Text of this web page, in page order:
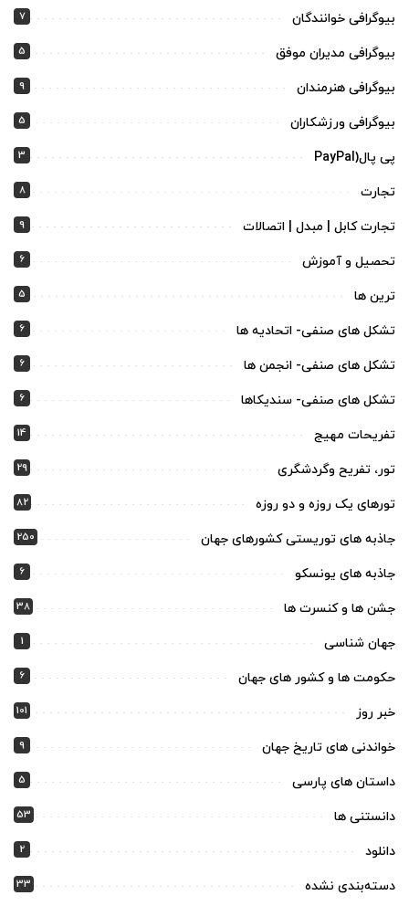
بیوگرافی خوانندگان 7
بیوگرافی مدیران موفق 5
بیوگرافی هنرمندان 9
بیوگرافی ورزشکاران 5
پی پال(PayPal 3
تجارت 8
تجارت کابل | مبدل | اتصالات 9
تحصیل و آموزش 6
ترین ها 5
تشکل های صنفی- اتحادیه ها 6
تشکل های صنفی- انجمن ها 6
تشکل های صنفی- سندیکاها 6
تفریحات مهیج 14
تور، تفریح وگردشگری 29
تورهای یک روزه و دو روزه 82
جاذبه های توریستی کشورهای جهان 250
جاذبه های یونسکو 6
جشن ها و کنسرت ها 38
جهان شناسی 1
حکومت ها و کشور های جهان 6
خبر روز 101
خواندنی های تاریخ جهان 9
داستان های پارسی 5
دانستنی ها 53
دانلود 2
دسته‌بندی نشده 33